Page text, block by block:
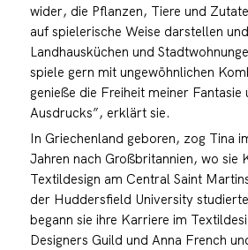
wider, die Pflanzen, Tiere und
auf spielerische Weise darstellen
Landhausküchen und
spiele gern mit ungewöhnlichen
genieße die Freiheit meiner Fantasie
Ausdrucks”, erklärt sie.
In Griechenland geboren, zog Tina
Jahren nach Großbritannien, wo sie
Textildesign am Central Saint
der Huddersfield University
begann sie ihre Karriere im
Designers Guild und Anna French